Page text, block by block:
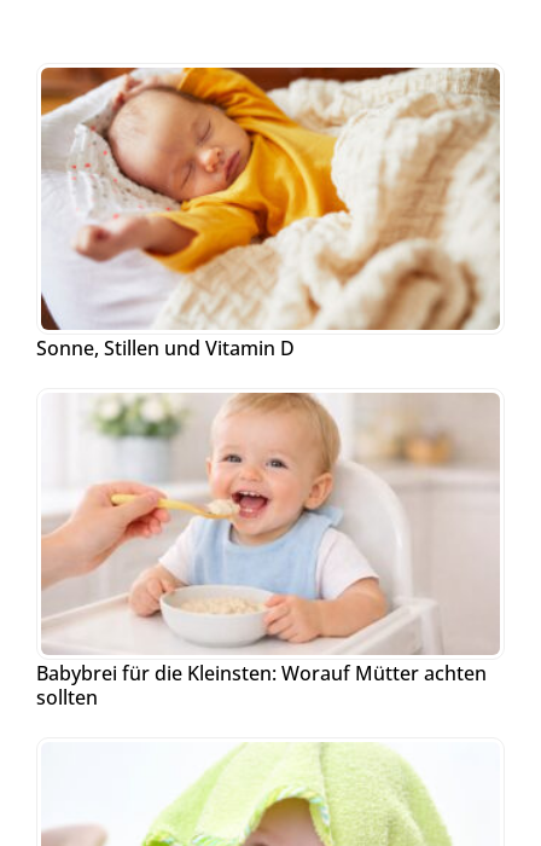
Sonne, Stillen und Vitamin D
Babybrei für die Kleinsten: Worauf Mütter achten
sollten